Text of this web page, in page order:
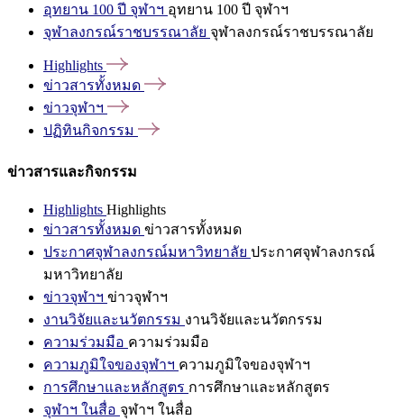
อุทยาน 100 ปี จุฬาฯ อุทยาน 100 ปี จุฬาฯ
จุฬาลงกรณ์ราชบรรณาลัย จุฬาลงกรณ์ราชบรรณาลัย
Highlights
ข่าวสารทั้งหมด
ข่าวจุฬาฯ
ปฏิทินกิจกรรม
ข่าวสารและกิจกรรม
Highlights Highlights
ข่าวสารทั้งหมด ข่าวสารทั้งหมด
ประกาศจุฬาลงกรณ์มหาวิทยาลัย ประกาศจุฬาลงกรณ์
มหาวิทยาลัย
ข่าวจุฬาฯ ข่าวจุฬาฯ
งานวิจัยและนวัตกรรม งานวิจัยและนวัตกรรม
ความร่วมมือ ความร่วมมือ
ความภูมิใจของจุฬาฯ ความภูมิใจของจุฬาฯ
การศึกษาและหลักสูตร การศึกษาและหลักสูตร
จุฬาฯ ในสื่อ จุฬาฯ ในสื่อ